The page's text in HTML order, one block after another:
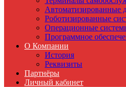
Автоматизированные
Роботизированные
Операционные
Программное
О Компании
История
Реквизиты
Партнёры
Личный кабинет